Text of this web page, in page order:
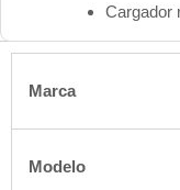
Cargador
Marca
Modelo